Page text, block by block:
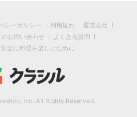
シーポリシー 利用規約
運営会社
お問い合わせ
よくある質問
全に料理を楽しむために
Inc. All Rights Reserved.